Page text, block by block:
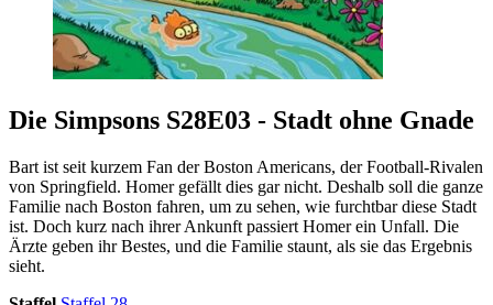
Die Simpsons S28E03 - Stadt ohne Gnade
Bart ist seit kurzem Fan der Boston Americans, der Football-Rivalen
von Springfield. Homer gefällt dies gar nicht. Deshalb soll die ganze
Familie nach Boston fahren, um zu sehen, wie furchtbar diese Stadt
ist. Doch kurz nach ihrer Ankunft passiert Homer ein Unfall. Die
Ärzte geben ihr Bestes, und die Familie staunt, als sie das Ergebnis
sieht.